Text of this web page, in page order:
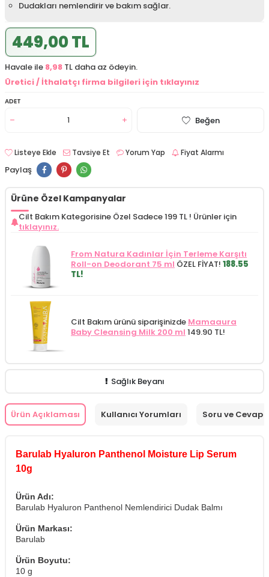
Dudakları nemlendirir ve bakım sağlar.
449,00 TL
Havale ile 8,98 TL daha az ödeyin.
Üretici / İthalatçı firma bilgileri için tıklayınız
ADET
Beğen
Listeye Ekle Tavsiye Et Yorum Yap Fiyat Alarmı
Paylaş
Ürüne Özel Kampanyalar
Cilt Bakım Kategorisine Özel Sadece 199 TL ! Ürünler için
tıklayınız.
From Natura Kadınlar İçin Terleme Karşıtı
Roll-on Deodorant 75 ml ÖZEL FİYAT! 188.55
TL!
Cilt Bakım ürünü siparişinizde Mamaaura
Baby Cleansing Milk 200 ml 149.90 TL!
Sağlık Beyanı
Ürün Açıklaması Kullanıcı Yorumları Soru ve Cevap
Barulab Hyaluron Panthenol Moisture Lip Serum
10g
Ürün Adı:
Barulab Hyaluron Panthenol Nemlendirici Dudak Balmı
Ürün Markası:
Barulab
Ürün Boyutu:
10 g